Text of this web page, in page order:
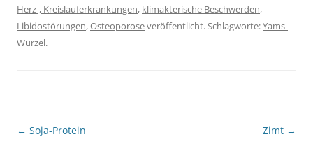
Herz-, Kreislauferkrankungen, klimakterische Beschwerden,
Libidostörungen,Osteoporoseveröffentlicht. Schlagworte:Yams-
Wurzel.
Beitragsnavigation
← Soja-Protein Zimt →